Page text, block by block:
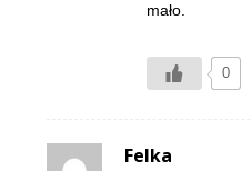
mało.
0
Felka